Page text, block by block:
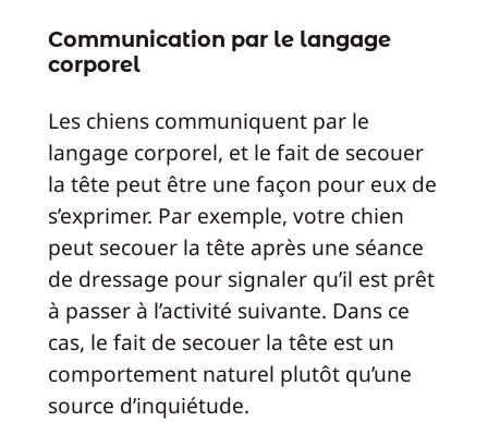
Communication par le langage
corporel
Les chiens communiquent par le
langage corporel, et le fait de secouer
la tête peut être une façon pour eux de
s’exprimer. Par exemple, votre chien
peut secouer la tête après une séance
de dressage pour signaler qu’il est prêt
à passer à l’activité suivante. Dans ce
cas, le fait de secouer la tête est un
comportement naturel plutôt qu’une
source d’inquiétude.